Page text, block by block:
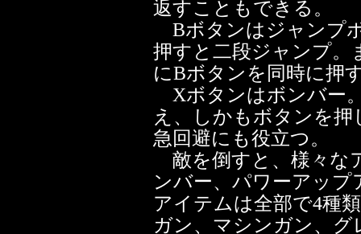
返すこともできる。
Bボタンはジャンプ
押すと二段ジャンプ。
にBボタンを同時に押
Xボタンはボンバー
え、しかもボタンを
急回避にも役立つ。
敵を倒すと、様々な
ンバー、パワーアッ
アイテムは全部で4種
ガン、マシンガン、グ